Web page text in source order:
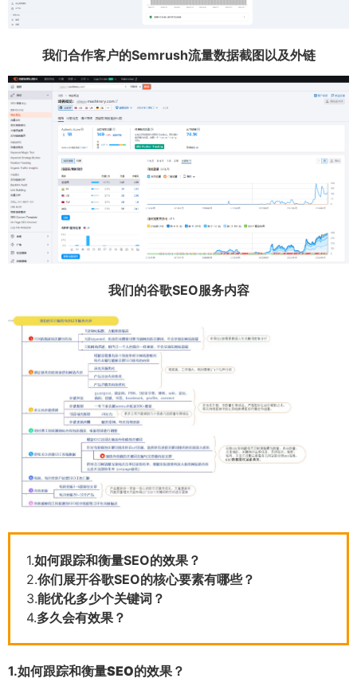
我们合作客户的Semrush流量数据截图以及外链
我们的谷歌SEO服务内容
1.如何跟踪和衡量SEO的效果？
2.你们展开谷歌SEO的核心要素有哪些？
3.能优化多少个关键词？
4.多久会有效果？
1.如何跟踪和衡量SEO的效果？